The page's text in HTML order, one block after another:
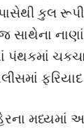
કુલ
સાથેના
પંથકમાં
મધ્યમાં